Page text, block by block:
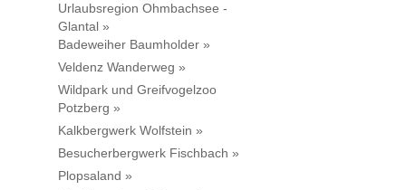
Urlaubsregion Ohmbachsee -
Glantal »
Badeweiher Baumholder »
Veldenz Wanderweg »
Wildpark und Greifvogelzoo
Potzberg »
Kalkbergwerk Wolfstein »
Besucherbergwerk Fischbach »
Plopsaland »